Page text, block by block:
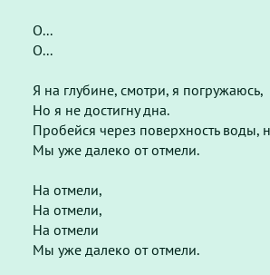
О...
О...
Я на глубине, смотри, я погружаюсь,
Но я не достигну дна.
Пробейся через поверхность воды,
Мы уже далеко от отмели.
На отмели,
На отмели,
На отмели
Мы уже далеко от отмели.